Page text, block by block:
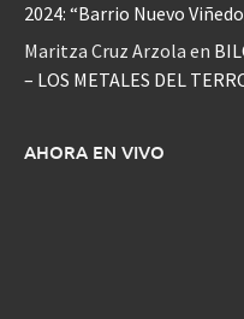
2024: “Barrio Nuevo
Maritza Cruz Arzola en
– LOS METALES DEL
AHORA EN VIVO